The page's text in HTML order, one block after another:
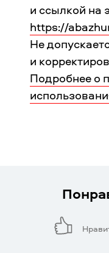
и ссылкой на
https://
Не
и
Подробнее о